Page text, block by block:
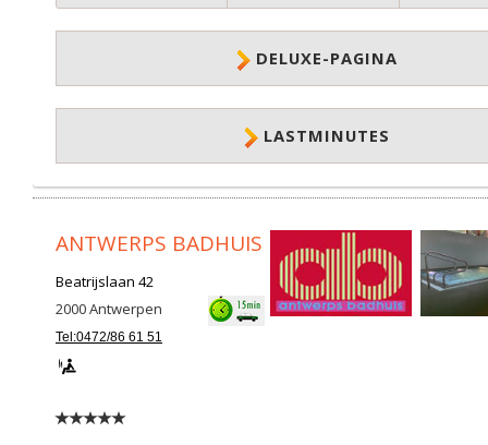
DELUXE-PAGINA
LASTMINUTES
ANTWERPS BADHUIS
Beatrijslaan 42
2000Antwerpen
Tel:0472/86 61 51